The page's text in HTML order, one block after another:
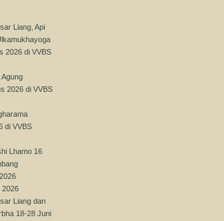
Liang, Api
2026 di VVBS
2026 di VVBS
di VVBS
Lhamo 16
2026
Liang dan
18-28 Juni